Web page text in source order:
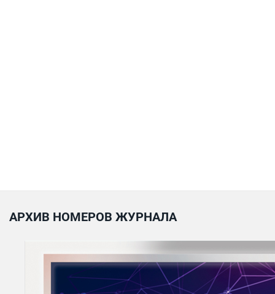
АРХИВ НОМЕРОВ ЖУРНАЛА